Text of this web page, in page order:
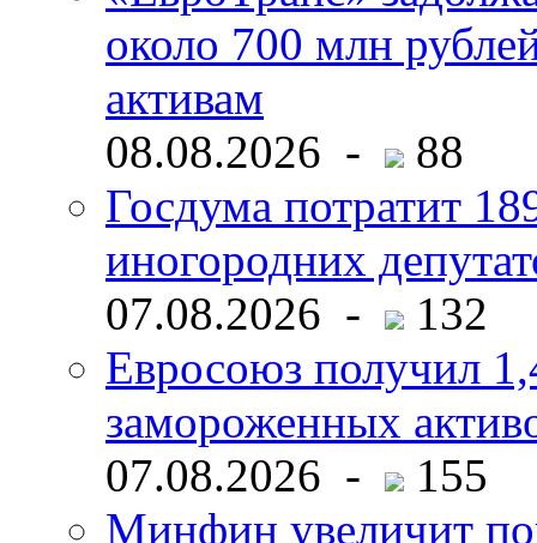
около 700 млн
активам
08.08.2026 -
88
Госдума потратит
иногородних
07.08.2026 -
132
Евросоюз получил
замороженных
07.08.2026 -
155
Минфин увеличит